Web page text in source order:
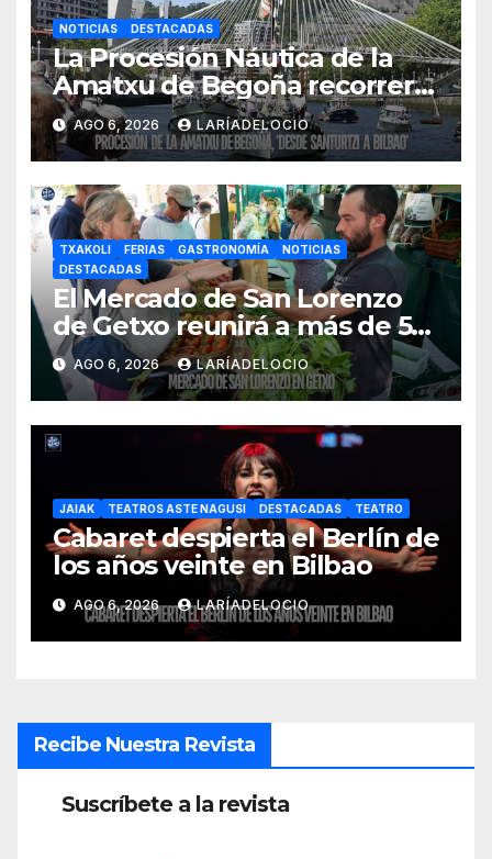
NOTICIAS DESTACADAS
La Procesión Náutica de la
Amatxu de Begoña recorrerá
la ría el 14 de agosto con siete
embarcaciones
AGO 6, 2026 LARÍADELOCIO
TXAKOLI FERIAS GASTRONOMÍA
NOTICIAS
DESTACADAS
El Mercado de San Lorenzo
de Getxo reunirá a más de 50
productores del País Vasco
AGO 6, 2026 LARÍADELOCIO
JAIAK TEATROS ASTE NAGUSI DESTACADAS TEATRO
Cabaret despierta el Berlín de
los años veinte en Bilbao
AGO 6, 2026 LARÍADELOCIO
Recibe Nuestra Revista
Suscríbete a la revista